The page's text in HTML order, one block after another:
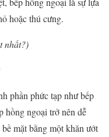
hoặc thú cưng.
nhất?)
phần phức tạp như bếp
hồng ngoại trở nên dễ
mặt bằng một khăn ướt